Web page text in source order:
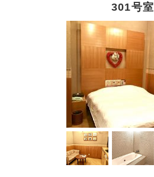
301号室